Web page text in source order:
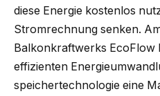
diese Energie kostenlos
Stromrechnung senken.
Balkonkraftwerks EcoFlow
effizienten
speichertechnologie eine